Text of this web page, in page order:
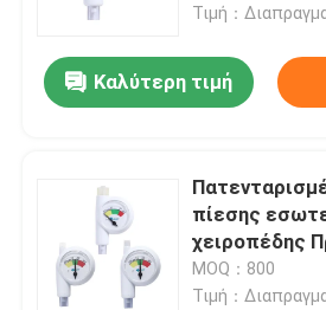
Εμφάνιση VR
Σχετικά με εμάς
Ποιοτικός έλεγχος
Τιμή：
Καλύτερη τιμή
πίεσης
χειροπέδης
χρονικός
Σημαντικό
MOQ：800
Τιμή：